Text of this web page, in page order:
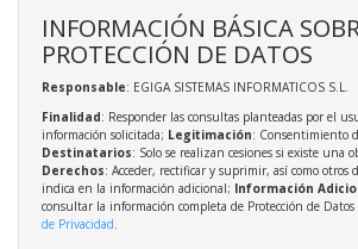
INFORMACIÓN BÁSICA
PROTECCIÓN DE DATOS
Responsable: EGIGA SISTEMAS INFORMATICOS S.L.
Finalidad: Responder las consultas planteadas por el
información solicitada; Legitimación: Consentimiento
Destinatarios: Solo se realizan cesiones si existe una
Derechos: Acceder, rectificar y suprimir, así como otros
indica en la información adicional; Información
consultar la información completa de Protección de
de Privacidad.